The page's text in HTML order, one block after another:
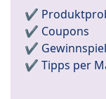
✔️
✔️ Coupons
✔️
✔️ Tipps per